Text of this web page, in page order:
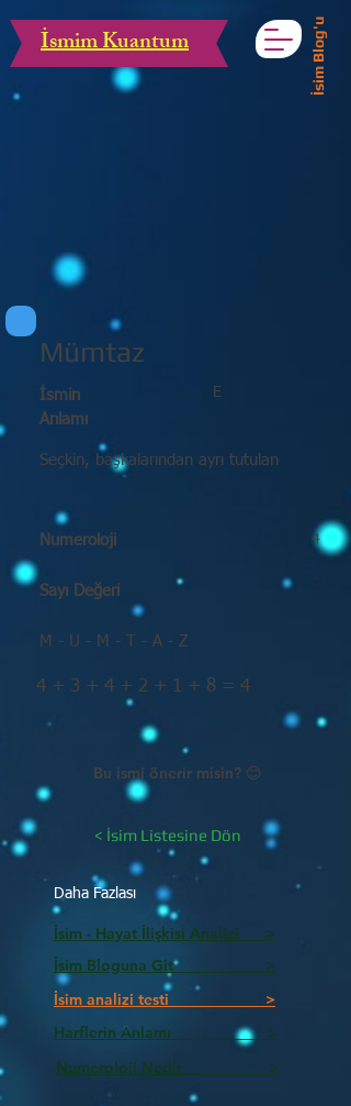
İsmim Kuantum İsim Blog'u
Mümtaz
E
İsmin
Anlamı
Seçkin, başkalarından ayrı tutulan
Numeroloji
Sayı Değeri
4
M - U - M - T - A - Z
4 + 3 + 4 + 2 + 1 + 8 = 4
Bu ismi önerir misin? 😊
< İsim Listesine Dön
Daha Fazlası
İsim - Hayat İlişkisi Analizi >
İsim Bloguna Git >
İsim analizi testi >
Harflerin Anlamı >
Numeroloji Nedir_________ >